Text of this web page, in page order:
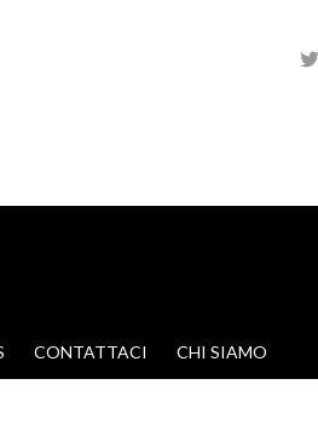
CONTATTACI CHI SIAMO